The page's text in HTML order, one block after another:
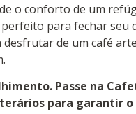
o conforto de um
para fechar seu
de um café
Passe na
para garantir o